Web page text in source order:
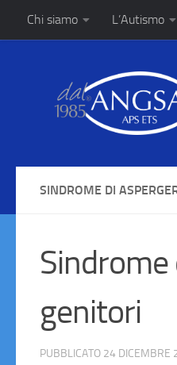
Salta al contenuto
Chi siamo L’Autismo
SINDROME DI
Sindrome
genitori
PUBBLICATO 24 DICEMBRE